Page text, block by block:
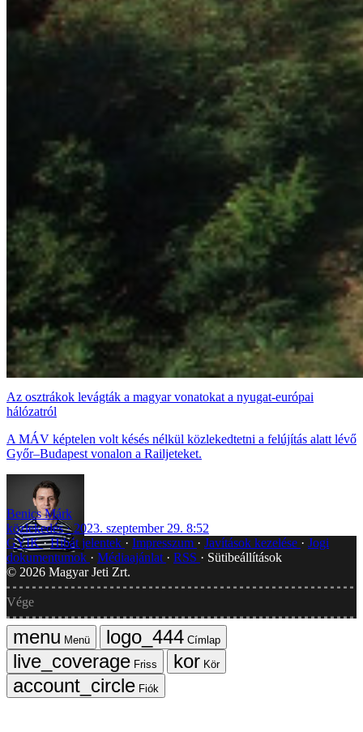
Az osztrákok levágták a magyar vonatokat a nyugat-európai
hálózatról
A MÁV képtelen volt késés nélkül közlekedtetni a felújítás alatt lévő
Győr–Budapest vonalon a Railjeteket.
Benics Márk
közlekedés
2023. szeptember 29. 8:52
GYIK Hibát jelentek Impresszum Javítások kezelése
Jogi
dokumentumok
Médiaajánlat RSS
Sütibeállítások
© 2026 Magyar Jeti Zrt.
Vége
Menü
Címlap
Friss
Kör
Fiók